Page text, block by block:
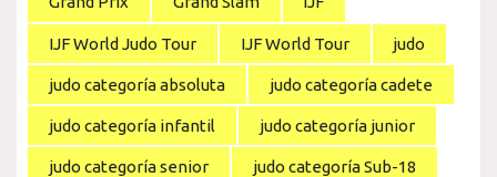
IJF World Judo Tour IJF World Tour judo
judo categoría absoluta judo categoría cadete
judo categoría infantil judo categoría junior
judo categoría senior judo categoría Sub-18